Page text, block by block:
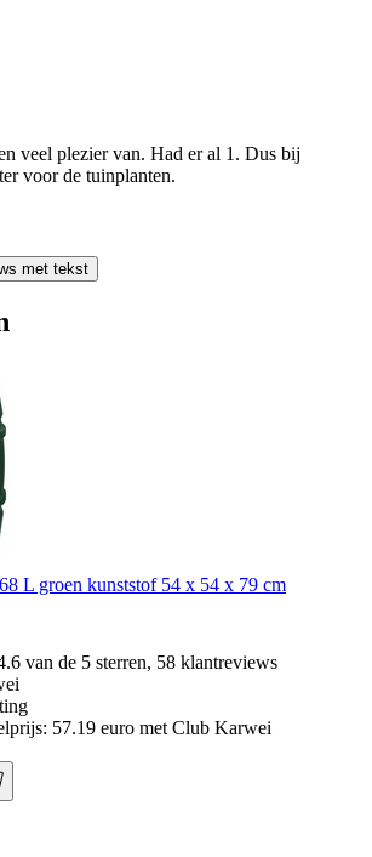
veel plezier van. Had er al 1. Dus bij
voor de tuinplanten.
met tekst
L groen kunststof 54 x 54 x 79 cm
van de 5 sterren, 58 klantreviews
57.19 euro met Club Karwei